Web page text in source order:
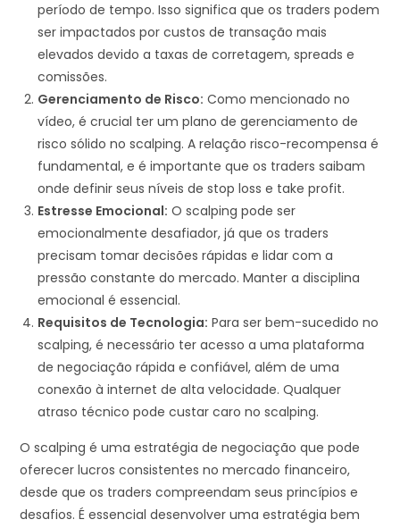
período de tempo. Isso significa que os traders podem
ser impactados por custos de transação mais
elevados devido a taxas de corretagem, spreads e
comissões.
Gerenciamento de Risco: Como mencionado no
vídeo, é crucial ter um plano de gerenciamento de
risco sólido no scalping. A relação risco-recompensa é
fundamental, e é importante que os traders saibam
onde definir seus níveis de stop loss e take profit.
Estresse Emocional: O scalping pode ser
emocionalmente desafiador, já que os traders
precisam tomar decisões rápidas e lidar com a
pressão constante do mercado. Manter a disciplina
emocional é essencial.
Requisitos de Tecnologia: Para ser bem-sucedido no
scalping, é necessário ter acesso a uma plataforma
de negociação rápida e confiável, além de uma
conexão à internet de alta velocidade. Qualquer
atraso técnico pode custar caro no scalping.
O scalping é uma estratégia de negociação que pode
oferecer lucros consistentes no mercado financeiro,
desde que os traders compreendam seus princípios e
desafios. É essencial desenvolver uma estratégia bem